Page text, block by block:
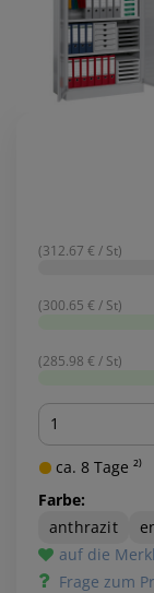
(312.67 € / St)
(300.65 € / St)
(285.98 € / St)
Menge
ca. 8 Tage ²⁾
Farbe:
anthrazit
auf die
Frage zum